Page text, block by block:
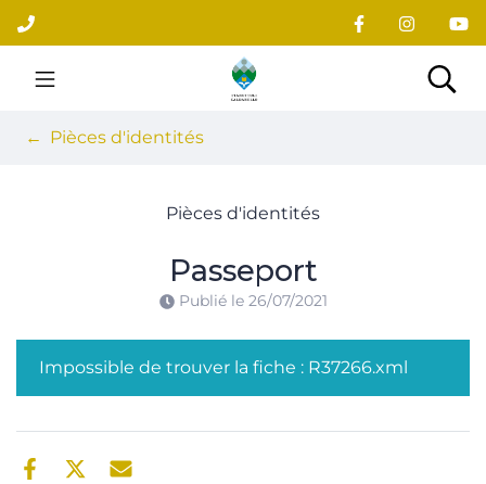
Aller
au
contenu
Site officiel du village
Pièces d'identités
Pièces d'identités
Passeport
Publié le 26/07/2021
Impossible de trouver la fiche : R37266.xml